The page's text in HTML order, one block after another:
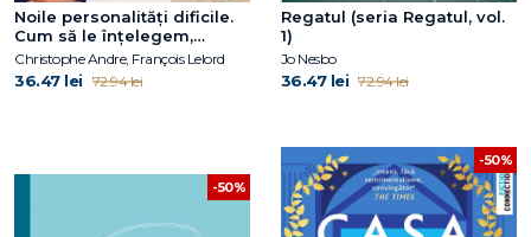
Noile personalități dificile.
Cum să le înțelegem,
acceptăm și gestionăm
Christophe Andre, François Lelord
36.47 lei 72.94 lei
Regatul (seria Regatul, vol.
1)
Jo Nesbo
36.47 lei 72.94 lei
-50%
-50%